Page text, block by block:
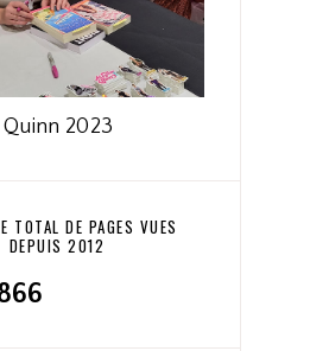
2023
TOTAL DE PAGES VUES
DEPUIS 2012